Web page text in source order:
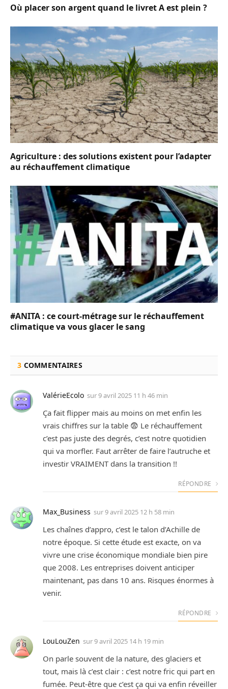
Où placer son argent quand le livret A est plein ?
Agriculture : des solutions existent pour l’adapter
au réchauffement climatique
#ANITA : ce court-métrage sur le réchauffement
climatique va vous glacer le sang
3 COMMENTAIRES
ValérieEcolo sur9 avril 2025 11 h 46 min
Ça fait flipper mais au moins on met enfin les
vrais chiffres sur la table 😨 Le réchauffement
c’est pas juste des degrés, c’est notre quotidien
qui va morfler. Faut arrêter de faire l’autruche et
investir VRAIMENT dans la transition !!
RÉPONDRE
Max_Business sur9 avril 2025 12 h 58 min
Les chaînes d’appro, c’est le talon d’Achille de
notre époque. Si cette étude est exacte, on va
vivre une crise économique mondiale bien pire
que 2008. Les entreprises doivent anticiper
maintenant, pas dans 10 ans. Risques énormes à
venir.
RÉPONDRE
LouLouZen sur9 avril 2025 14 h 19 min
On parle souvent de la nature, des glaciers et
tout, mais là c’est clair : c’est notre fric qui part en
fumée. Peut-être que c’est ça qui va enfin réveiller